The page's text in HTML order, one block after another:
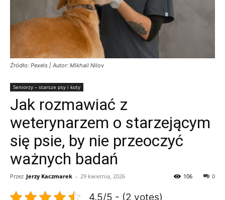
Źródło: Pexels | Autor: Mikhail Nilov
Seniorzy – starsze psy i koty
Jak rozmawiać z
weterynarzem o starzejącym
się psie, by nie przeoczyć
ważnych badań
Przez Jerzy Kaczmarek - 29 kwietnia, 2026 0
106
4.5/5 - (2 votes)